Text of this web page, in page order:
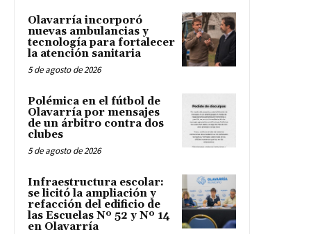
Olavarría incorporó
nuevas ambulancias y
tecnología para fortalecer
la atención sanitaria
5 de agosto de 2026
Polémica en el fútbol de
Olavarría por mensajes
de un árbitro contra dos
clubes
5 de agosto de 2026
Infraestructura escolar:
se licitó la ampliación y
refacción del edificio de
las Escuelas Nº 52 y Nº 14
en Olavarría